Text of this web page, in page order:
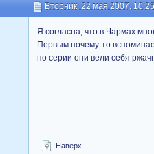
Вторник, 22 мая 2007,
Я согласна, что в Чармах
Первым почему-то
по серии они вели себя
Наверх